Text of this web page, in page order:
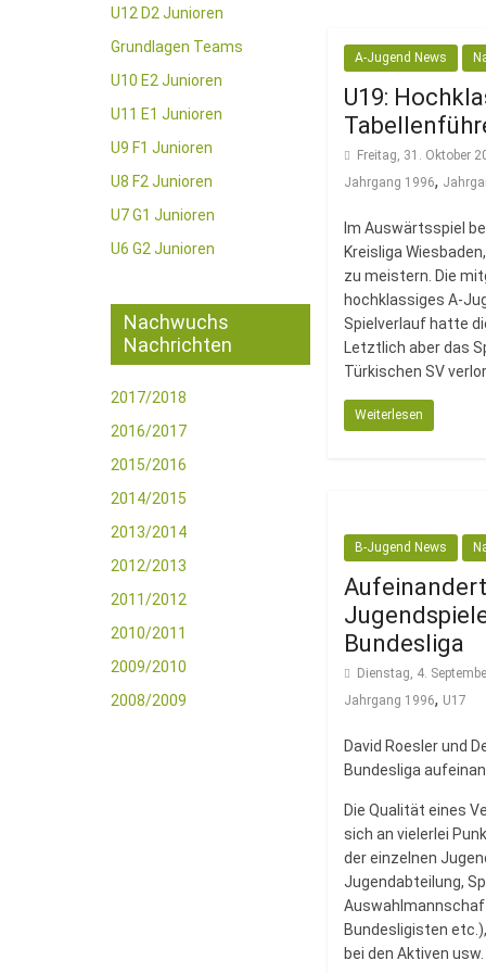
A-Jugend News
U19:
Freitag, 31. Oktober
Jahrgang 1996,
Im Auswärtsspiel
Kreisliga
zu meistern. Die
hochklassiges A-
Spielverlauf hatte
Letztlich aber das
Türkischen SV
Weiterlesen
B-Jugend News
Bundesliga
Dienstag, 4.
Jahrgang 1996, U17
David Roesler und
Bundesliga
Die Qualität eines
sich an vielerlei
der einzelnen
Jugendabteilung,
Bundesligisten
bei den Aktiven usw.
U12 D2 Junioren
Grundlagen Teams
U10 E2 Junioren
U11 E1 Junioren
U9 F1 Junioren
U8 F2 Junioren
U7 G1 Junioren
U6 G2 Junioren
Nachwuchs
Nachrichten
2017/2018
2016/2017
2015/2016
2014/2015
2013/2014
2012/2013
2011/2012
2010/2011
2009/2010
2008/2009